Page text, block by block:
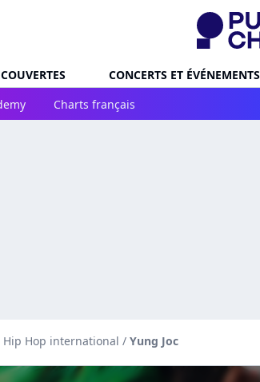
CONCERTS ET ÉVÉNEMENTS
Charts français
Hip Hop international / Yung Joc